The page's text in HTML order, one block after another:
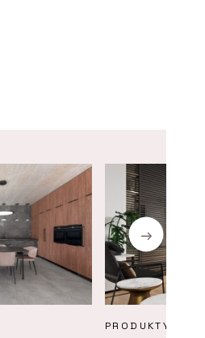
PRODUKTY